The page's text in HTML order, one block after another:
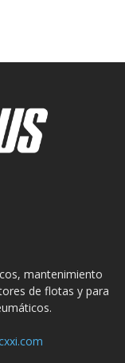
mantenimiento
de flotas y para